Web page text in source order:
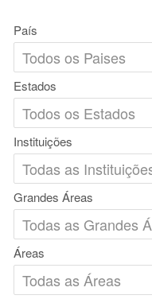
País
Estados
Instituições
Grandes Áreas
Áreas